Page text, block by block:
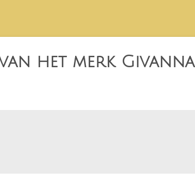
het merk Givanna